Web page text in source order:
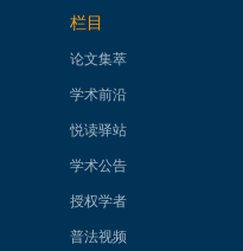
栏目
论文集萃
学术前沿
悦读驿站
学术公告
授权学者
普法视频